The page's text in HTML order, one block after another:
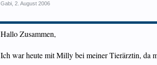
Gabi 2. August 2006
Hallo Zusammen,
Ich war heute mit Milly bei meiner Tierärztin, da